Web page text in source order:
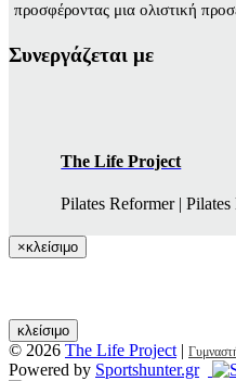
προσφέροντας μια ολιστική
Συνεργάζεται με
The Life Project
Pilates Reformer |
×κλείσιμο
κλείσιμο
© 2026 The Life Project|
Powered by Sportshunter.gr